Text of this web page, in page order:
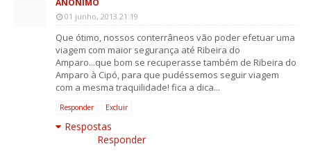
ANÔNIMO
01 junho, 2013 21:19
Que ótimo, nossos conterrâneos vão poder efetuar uma
viagem com maior segurança até Ribeira do
Amparo...que bom se recuperasse também de Ribeira do
Amparo à Cipó, para que pudéssemos seguir viagem
com a mesma traquilidade! fica a dica...
Responder Excluir
Respostas
Responder